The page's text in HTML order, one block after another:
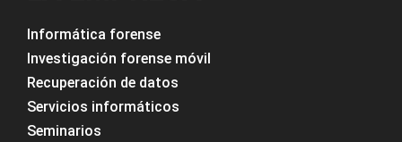
Informática forense
Investigación forense móvil
Recuperación de datos
Servicios informáticos
Seminarios